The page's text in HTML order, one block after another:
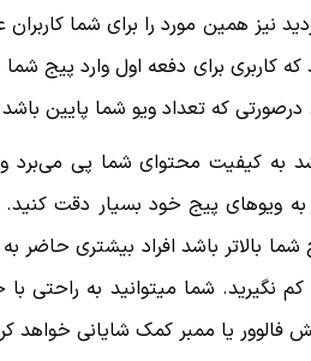
نیز همین مورد را برای شما کاربران
کاربری برای دفعه اول وارد پیج
که تعداد ویو شما پایین
به کیفیت محتوای شما پی می‌برد
پیج خود بسیار دقت کنید.
بالاتر باشد افراد بیشتری حاضر به
شما میتوانید به راحتی با
فالوور یا ممبر کمک شایانی خواهد